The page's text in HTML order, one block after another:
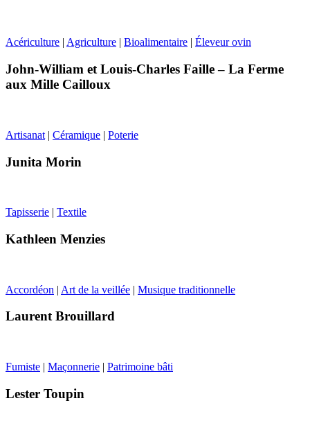
Acériculture | Agriculture | Bioalimentaire | Éleveur ovin
John-William et Louis-Charles Faille – La Ferme
aux Mille Cailloux
Artisanat | Céramique | Poterie
Junita Morin
Tapisserie | Textile
Kathleen Menzies
Accordéon | Art de la veillée | Musique traditionnelle
Laurent Brouillard
Fumiste | Maçonnerie | Patrimoine bâti
Lester Toupin